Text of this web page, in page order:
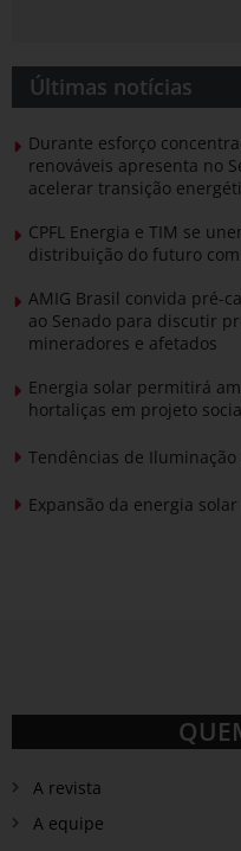
Últimas notícias
Durante esforço
renováveis apresenta no
acelerar transição
CPFL Energia e TIM se
distribuição do futuro
AMIG Brasil convida pré-
ao Senado para discutir
mineradores e afetados
Energia solar permitirá
hortaliças em projeto
Tendências de Iluminação
Expansão da energia
A revista
A equipe